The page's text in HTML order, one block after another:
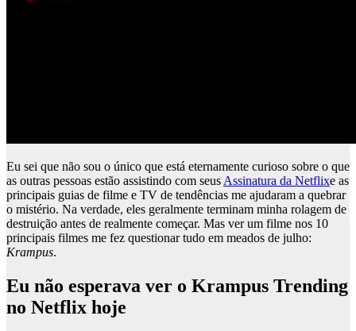
Eu sei que não sou o único que está eternamente curioso sobre o que
as outras pessoas estão assistindo com seusAssinatura da Netflixe as
principais guias de filme e TV de tendências me ajudaram a quebrar
o mistério. Na verdade, eles geralmente terminam minha rolagem de
destruição antes de realmente começar. Mas ver um filme nos 10
principais filmes me fez questionar tudo em meados de julho:
Krampus.
Eu não esperava ver o Krampus Trending
no Netflix hoje